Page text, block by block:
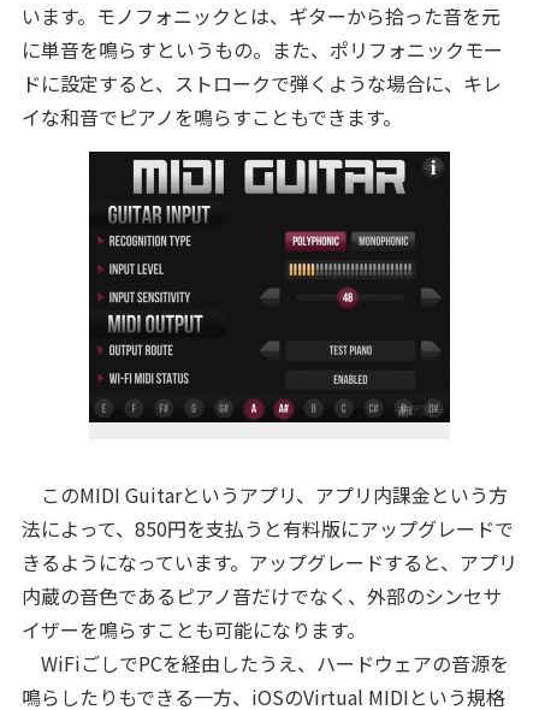
います。モノフォニックとは、ギターから拾った音を元
に単音を鳴らすというもの。また、ポリフォニックモー
ドに設定すると、ストロークで弾くような場合に、キレ
イな和音でピアノを鳴らすこともできます。
このMIDI Guitarというアプリ、アプリ内課金という方
法によって、850円を支払うと有料版にアップグレードで
きるようになっています。アップグレードすると、アプリ
内蔵の音色であるピアノ音だけでなく、外部のシンセサ
イザーを鳴らすことも可能になります。
WiFiごしでPCを経由したうえ、ハードウェアの音源を
鳴らしたりもできる一方、iOSのVirtual MIDIという規格